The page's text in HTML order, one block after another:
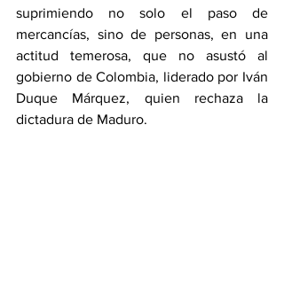
suprimiendo no solo el paso de
mercancías, sino de personas, en una
actitud temerosa, que no asustó al
gobierno de Colombia, liderado por Iván
Duque Márquez, quien rechaza la
dictadura de Maduro.